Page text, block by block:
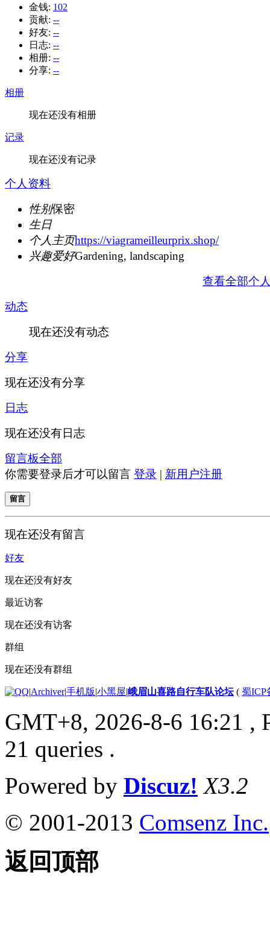
金钱: 102
贡献: --
好友: --
日志: --
相册: --
分享: --
相册
现在还没有相册
记录
现在还没有记录
个人资料
性别保密
生日
个人主页https://viagrameilleurprix.shop/
兴趣爱好Gardening, landscaping
查看全部个
动态
现在还没有动态
分享
现在还没有分享
日志
现在还没有日志
留言板全部
你需要登录后才可以留言 登录 | 新用户注册
留言
现在还没有留言
好友
现在还没有好友
最近访客
现在还没有访客
群组
现在还没有群组
|Archiver|手机版|小黑屋|峨眉山喜路自行车队论坛( 蜀ICP
GMT+8, 2026-8-6 16:21 ,
21 queries .
Powered by Discuz! X3.2
© 2001-2013 Comsenz Inc.
返回顶部